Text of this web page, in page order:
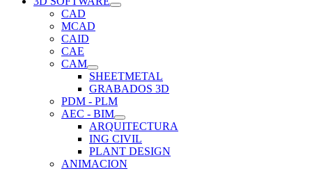
CAD
MCAD
CAID
CAE
CAM
SHEETMETAL
GRABADOS 3D
PDM - PLM
AEC - BIM
ARQUITECTURA
ING CIVIL
PLANT DESIGN
ANIMACION